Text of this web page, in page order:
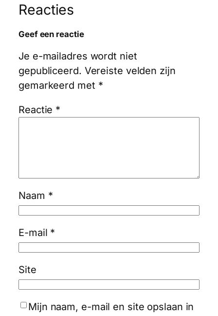
Reacties
Geef een reactie
Je e-mailadres wordt niet
gepubliceerd. Vereiste velden zijn
gemarkeerd met *
Reactie *
Naam *
E-mail *
Site
Mijn naam, e-mail en site opslaan in